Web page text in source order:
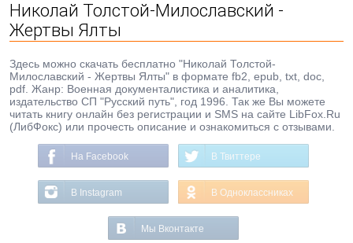
Николай Толстой-Милославский -
Жертвы Ялты
Здесь можно скачать бесплатно "Николай Толстой-
Милославский - Жертвы Ялты" в формате fb2, epub, txt, doc,
pdf. Жанр: Военная документалистика и аналитика,
издательство СП "Русский путь", год 1996. Так же Вы можете
читать книгу онлайн без регистрации и SMS на сайте LibFox.Ru
(ЛибФокс) или прочесть описание и ознакомиться с отзывами.
На Facebook В Твиттере
В Instagram В Одноклассниках
Мы Вконтакте